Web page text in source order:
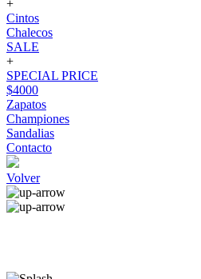
+
Cintos
Chalecos
SALE
+
SPECIAL PRICE
$4000
Zapatos
Championes
Sandalias
Contacto
Volver